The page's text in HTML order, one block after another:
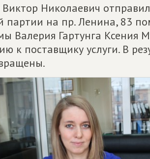
Николаевич
партии на пр. Ленина, 83
Валерия Гартунга Ксения
к поставщику услуги. В